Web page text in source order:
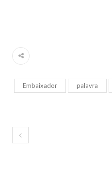
Embaixador palavra